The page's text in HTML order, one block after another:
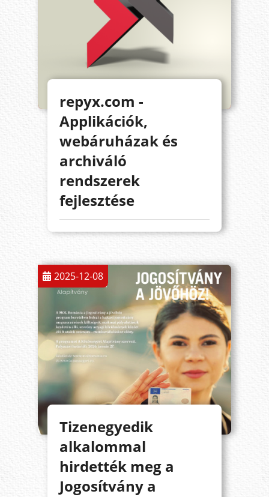
repyx.com -
Applikációk,
webáruházak és
archiváló
rendszerek
fejlesztése
2025-12-08
Tizenegyedik
alkalommal
hirdették meg a
Jogosítvány a